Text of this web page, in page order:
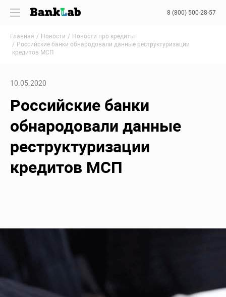
8 (800) 500-28-57
Главная Новости
Новости про кредиты
Российские банки обнародовали данные реструктуризации
кредитов МСП
10.05.2020
Российские банки
обнародовали данные
реструктуризации
кредитов МСП